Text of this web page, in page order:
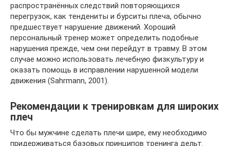
распространённых следствий повторяющихся
перегрузок, как тендениты и бурситы плеча, обычно
предшествует нарушение движений. Хороший
персональный тренер может определить подобные
нарушения прежде, чем они перейдут в травму. В этом
случае можно использовать лечебную физкультуру и
оказать помощь в исправлении нарушенной модели
движения (Sahrmann, 2001).
Рекомендации к тренировкам для широких
плеч
Что бы мужчине сделать плечи шире, ему необходимо
придерживаться базовых принципов тренинга дельт.